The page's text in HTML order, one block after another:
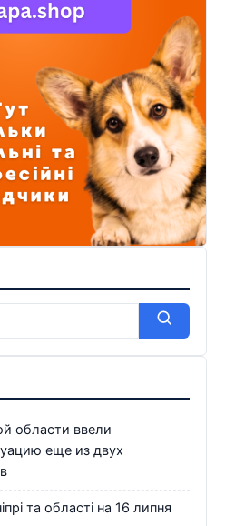
области ввели
еще из двух
та області на 16 липня